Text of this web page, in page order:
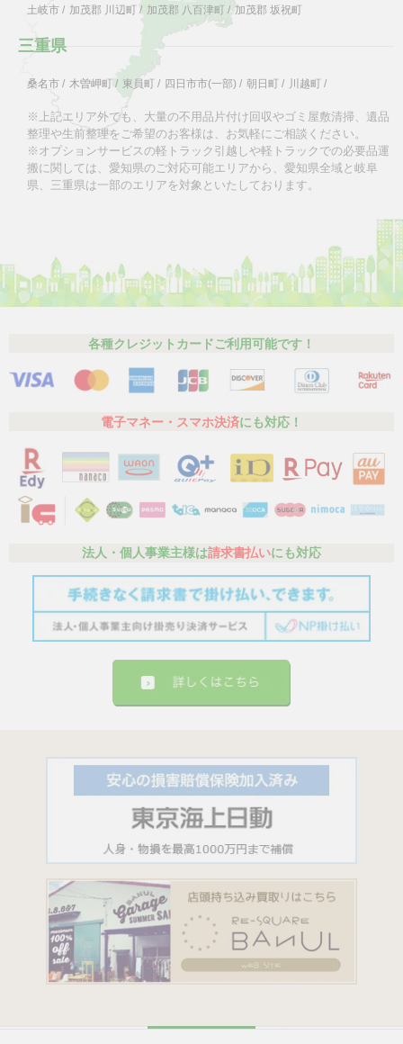
土岐市 / 加茂郡 川辺町 / 加茂郡 八百津町 / 加茂郡 坂祝町
三重県
桑名市 / 木曽岬町/ 東員町 / 四日市市(一部) / 朝日町 / 川越町 /
※上記エリア外でも、大量の不用品片付け回収やゴミ屋敷清掃、遺品
整理や生前整理をご希望のお客様は、お気軽にご相談ください。
※オプションサービスの軽トラック引越しや軽トラックでの必要品運
搬に関しては、愛知県のご対応可能エリアから、愛知県全域と岐阜
県、三重県は一部のエリアを対象といたしております。
各種クレジットカードご利用可能です！
電子マネー・スマホ決済にも対応！
法人・個人事業主様は請求書払いにも対応